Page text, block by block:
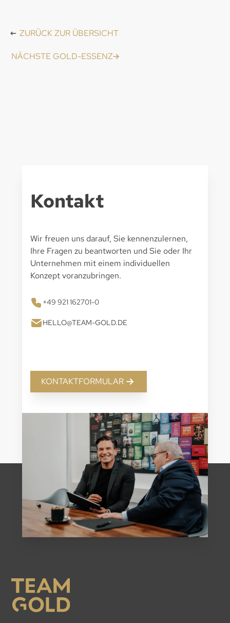
ZURÜCK ZUR ÜBERSICHT
NÄCHSTE GOLD-ESSENZ
Kontakt
Wir freuen uns darauf, Sie kennenzulernen,
Ihre Fragen zu beantworten und Sie oder Ihr
Unternehmen mit einem individuellen
Konzept voranzubringen.
+49 921 162701-0
HELLO@TEAM-GOLD.DE
KONTAKTFORMULAR